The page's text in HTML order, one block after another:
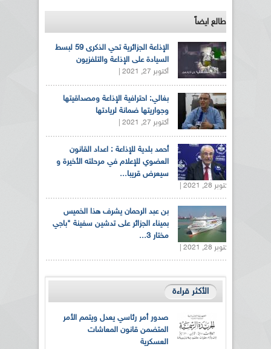
طالع ايضاً
الإذاعة الجزائرية تحي الذكرى 59 لبسط
السيادة على الإذاعة والتلفزيون
أكتوبر 27, 2021 |
بغالي: احترافية الإذاعة ومصداقيتها
وجواريتها ضمانة لريادتها
أكتوبر 27, 2021 |
أحمد بلدية للإذاعة : اعداد القانون
العضوي للإعلام في مرحلته الأخيرة و
سيعرض قريبا...
أكتوبر 28, 2021 |
بن عبد الرحمان يشرف هذا الخميس
بميناء الجزائر على تدشين سفينة "باجي
مختار 3...
أكتوبر 28, 2021 |
الأكثر قراءة
صدور أمر رئاسي يعدل ويتمم الأمر
المتضمن قانون المعاشات
العسكرية